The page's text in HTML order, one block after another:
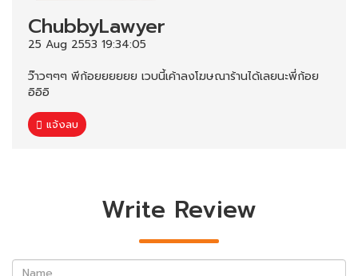
ChubbyLawyer
25 Aug 2553 19:34:05
ว๊าวๆๆๆ พีก้อยยยยยย เวบนี้เค้าลงโฆษณาร้านได้เลยนะพี่ก้อย
อิอิอิ
แจ้งลบ
Write Review
Name